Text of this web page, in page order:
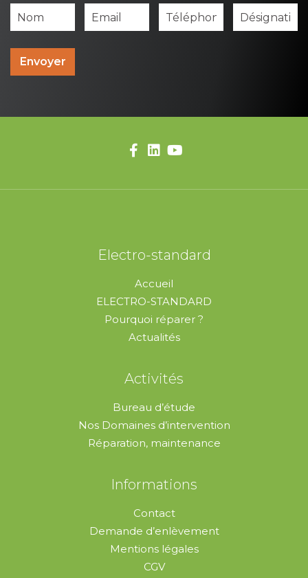
Envoyer
Electro-standard
Accueil
ELECTRO-STANDARD
Pourquoi réparer ?
Actualités
Activités
Bureau d’étude
Nos Domaines d’intervention
Réparation, maintenance
Informations
Contact
Demande d’enlèvement
Mentions légales
CGV